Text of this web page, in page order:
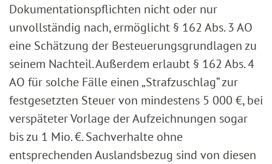
Dokumentationspflichten nicht oder nur
unvollständig nach, ermöglicht § 162 Abs. 3 AO
eine Schätzung der Besteuerungsgrundlagen zu
seinem Nachteil. Außerdem erlaubt § 162 Abs. 4
AO für solche Fälle einen „Strafzuschlag“ zur
festgesetzten Steuer von mindestens 5 000 €, bei
verspäteter Vorlage der Aufzeichnungen sogar
bis zu 1 Mio. €. Sachverhalte ohne
entsprechenden Auslandsbezug sind von diesen